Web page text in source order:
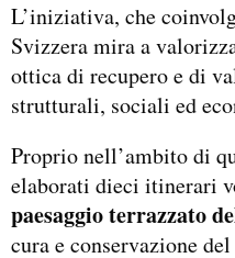
L’iniziativa, che
Svizzera mira a
ottica di recupero e di
strutturali, sociali ed
Proprio nell’ambito di
elaborati dieci itinerari
paesaggio terrazzato
cura e conservazione